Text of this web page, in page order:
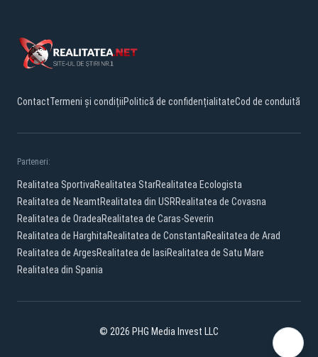
ContactTermeni și condițiiPolitică de confidențialitateCod de conduită
Parteneri:
Realitatea SportivaRealitatea StarRealitatea Ecologista
Realitatea de NeamtRealitatea din USRRealitatea de Covasna
Realitatea de OradeaRealitatea de Caras-Severin
Realitatea de HarghitaRealitatea de ConstantaRealitatea de Arad
Realitatea de ArgesRealitatea de IasiRealitatea de Satu Mare
Realitatea din Spania
© 2026 PHG Media Invest LLC